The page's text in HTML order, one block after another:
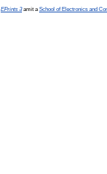
EPrints 3amit a School of Electronics and